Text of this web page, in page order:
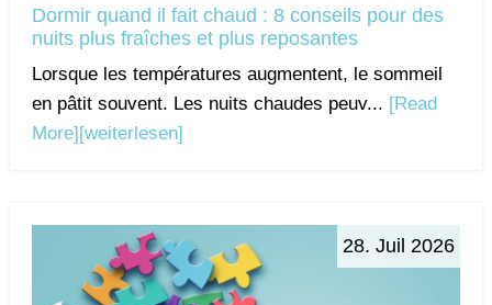
Dormir quand il fait chaud : 8 conseils pour des
nuits plus fraîches et plus reposantes
Lorsque les températures augmentent, le sommeil
en pâtit souvent. Les nuits chaudes peuv... [Read
More][weiterlesen]
28. Juil 2026